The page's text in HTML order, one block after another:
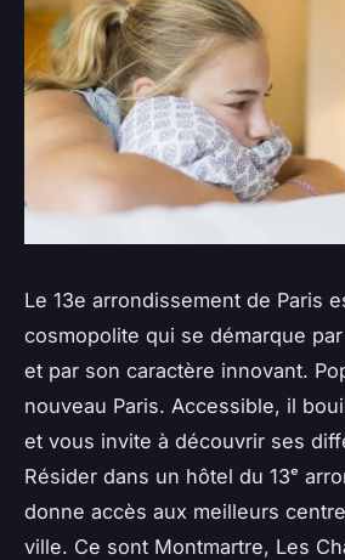
Le 13e arrondissement de Paris
cosmopolite qui se démarque
et par son caractère innovant.
nouveau Paris. Accessible, il
et vous invite à découvrir ses
Résider dans un hôtel du 13ᵉ
donne accès aux meilleurs
ville. Ce sont Montmartre, Les